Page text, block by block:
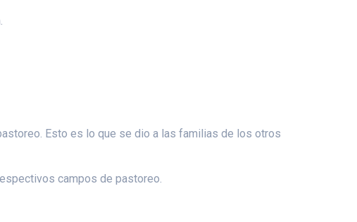
Esto es lo que se dio a las familias de los otros
campos de pastoreo.